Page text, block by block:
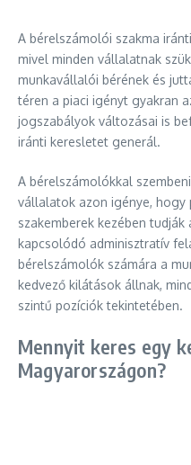
A bérelszámolói szakma
mivel minden vállalatnak
munkavállalói bérének és
téren a piaci igényt gyakran
jogszabályok változásai is
iránti keresletet generál.
A bérelszámolókkal
vállalatok azon igénye, hogy
szakemberek kezében
kapcsolódó adminisztratív
bérelszámolók számára a
kedvező kilátások állnak,
szintű pozíciók tekintetében.
Mennyit keres egy
Magyarországon?